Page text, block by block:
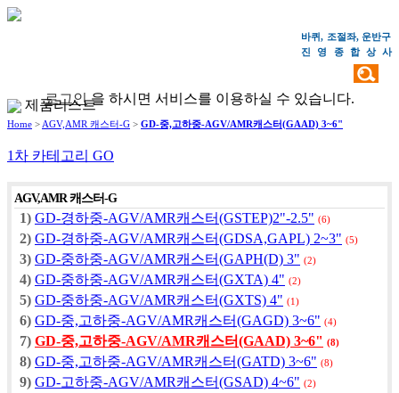
바퀴, 조절좌, 운반구
진영종합상 사
로그인 을 하시면 서비스를 이용하실 수 있습니다.
제품리스트
Home > AGV,AMR 캐스터-G > GD-중,고하중-AGV/AMR캐스터(GAAD) 3~6"
1차 카테고리 GO
AGV,AMR 캐스터-G
1) GD-경하중-AGV/AMR캐스터(GSTEP)2"-2.5" (6)
2) GD-경하중-AGV/AMR캐스터(GDSA,GAPL) 2~3" (5)
3) GD-중하중-AGV/AMR캐스터(GAPH(D) 3" (2)
4) GD-중하중-AGV/AMR캐스터(GXTA) 4" (2)
5) GD-중하중-AGV/AMR캐스터(GXTS) 4" (1)
6) GD-중,고하중-AGV/AMR캐스터(GAGD) 3~6" (4)
7) GD-중,고하중-AGV/AMR캐스터(GAAD) 3~6" (8)
8) GD-중,고하중-AGV/AMR캐스터(GATD) 3~6" (8)
9) GD-고하중-AGV/AMR캐스터(GSAD) 4~6" (2)